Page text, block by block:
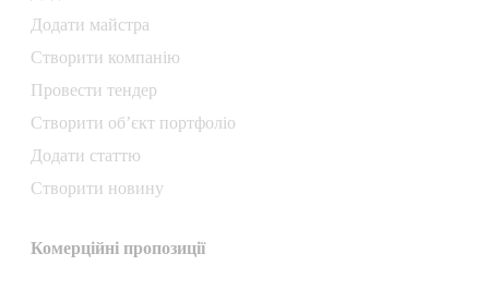
Додати майстра
Створити компанiю
Провести тендер
Створити об’єкт портфоліо
Додати статтю
Створити новину
Комерційні пропозиції